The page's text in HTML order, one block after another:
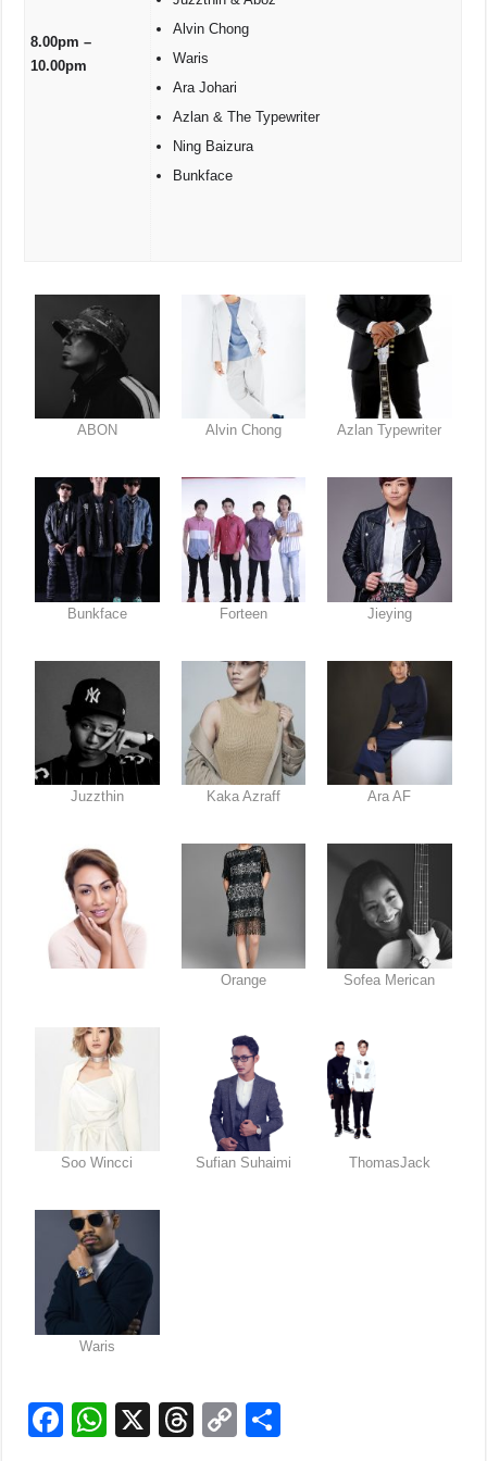
8.00pm –
10.00pm
Alvin Chong
Waris
Ara Johari
Azlan & The Typewriter
Ning Baizura
Bunkface
ABON Alvin Chong Azlan Typewriter
Bunkface Forteen Jieying
Juzzthin Kaka Azraff Ara AF
Orange Sofea Merican
Soo Wincci Sufian Suhaimi ThomasJack
Waris
F
W
X
T
C